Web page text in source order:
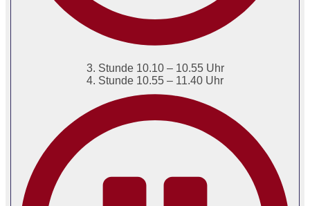
3. Stunde 10.10 – 10.55 Uhr
4. Stunde 10.55 – 11.40 Uhr